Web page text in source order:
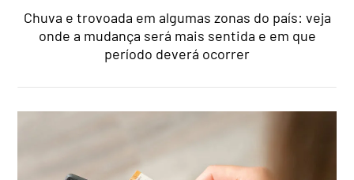
Chuva e trovoada em algumas zonas do país: veja
onde a mudança será mais sentida e em que
período deverá ocorrer